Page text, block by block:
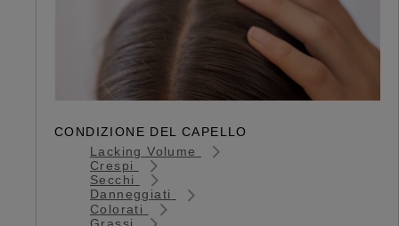
CONDIZIONE DEL CAPELLO
Lacking Volume
Crespi
Secchi
Danneggiati
Colorati